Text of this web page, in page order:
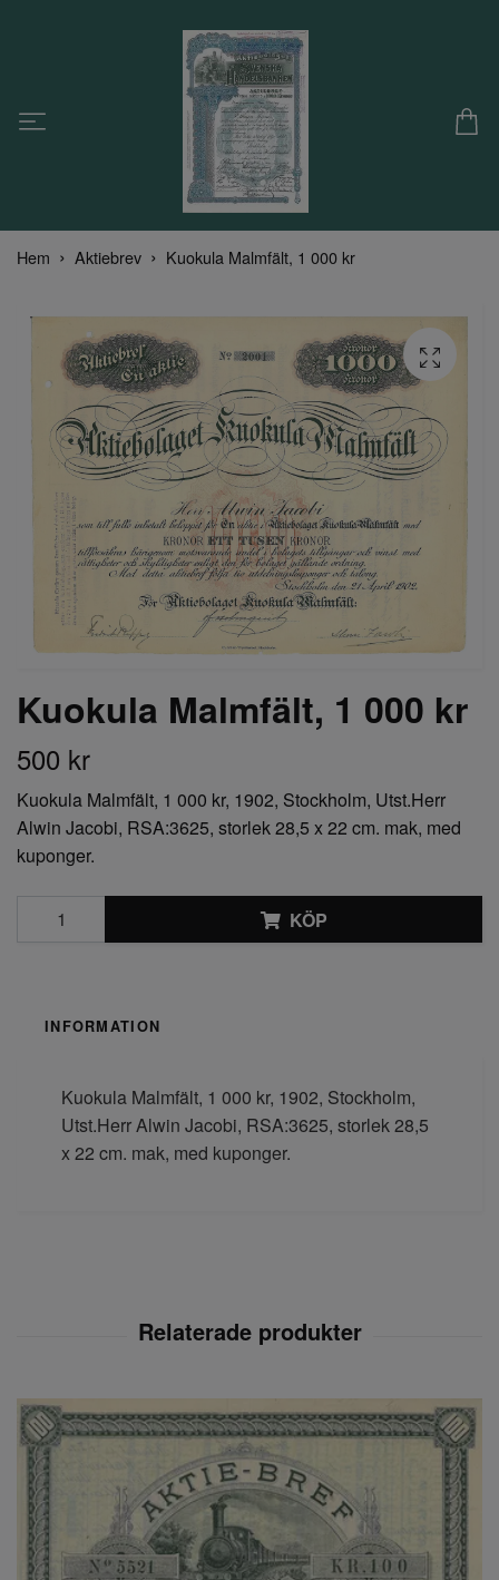
Hem Aktiebrev Kuokula Malmfält, 1 000 kr
Kuokula Malmfält, 1 000 kr
500 kr
Kuokula Malmfält, 1 000 kr, 1902, Stockholm, Utst.Herr
Alwin Jacobi, RSA:3625, storlek 28,5 x 22 cm. mak, med
kuponger.
KÖP
INFORMATION
Kuokula Malmfält, 1 000 kr, 1902, Stockholm,
Utst.Herr Alwin Jacobi, RSA:3625, storlek 28,5
x 22 cm. mak, med kuponger.